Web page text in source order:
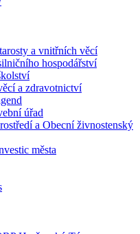
a vnitřních věcí
hospodářství
a zdravotnictví
úřad
a Obecní živnostenský
města